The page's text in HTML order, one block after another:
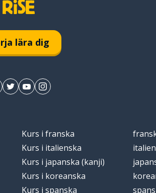
lära dig
Kurs i franska
Kurs i italienska
Kurs i japanska (kanji)
Kurs i koreanska
Kurs i spanska